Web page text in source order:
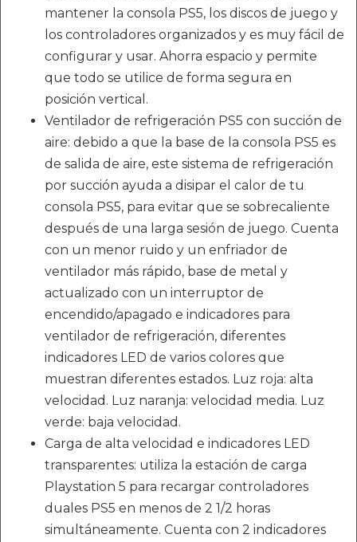
mantener la consola PS5, los discos de juego y
los controladores organizados y es muy fácil de
configurar y usar. Ahorra espacio y permite
que todo se utilice de forma segura en
posición vertical.
Ventilador de refrigeración PS5 con succión de
aire: debido a que la base de la consola PS5 es
de salida de aire, este sistema de refrigeración
por succión ayuda a disipar el calor de tu
consola PS5, para evitar que se sobrecaliente
después de una larga sesión de juego. Cuenta
con un menor ruido y un enfriador de
ventilador más rápido, base de metal y
actualizado con un interruptor de
encendido/apagado e indicadores para
ventilador de refrigeración, diferentes
indicadores LED de varios colores que
muestran diferentes estados. Luz roja: alta
velocidad. Luz naranja: velocidad media. Luz
verde: baja velocidad.
Carga de alta velocidad e indicadores LED
transparentes: utiliza la estación de carga
Playstation 5 para recargar controladores
duales PS5 en menos de 2 1/2 horas
simultáneamente. Cuenta con 2 indicadores